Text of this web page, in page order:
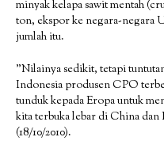
minyak kelapa sawit mentah
ton, ekspor ke negara-negara
jumlah itu.
”Nilainya sedikit, tetapi
Indonesia produsen CPO
tunduk kepada Eropa untuk
kita terbuka lebar di China
(18/10/2010).